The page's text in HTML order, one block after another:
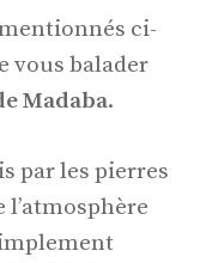
ci-
vous balader
Madaba.
par les pierres